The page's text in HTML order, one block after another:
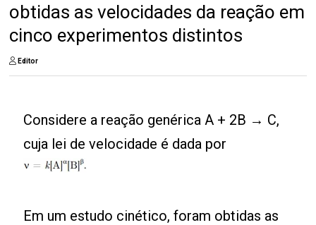
obtidas as velocidades da reação em
cinco experimentos distintos
Editor
Considere a reação genérica A + 2B → C,
cuja lei de velocidade é dada por
Em um estudo cinético, foram obtidas as